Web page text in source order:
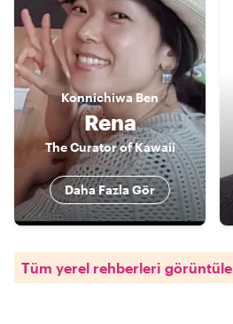
KonnichiwaBen
Rena
The Curator of Kawaii
Daha Fazla Gör
Tüm yerel rehberleri görüntüle